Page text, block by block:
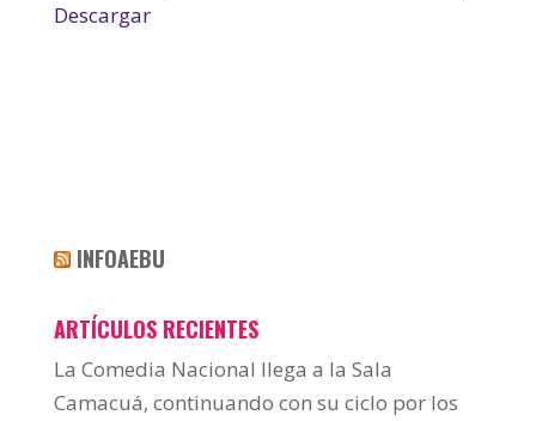
Descargar
INFOAEBU
ARTÍCULOS RECIENTES
La Comedia Nacional llega a la Sala
Camacuá, continuando con su ciclo por los